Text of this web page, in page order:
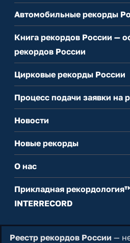
Автомобильные рекорды
Книга рекордов России —
рекордов России
Цирковые рекорды России
Процесс подачи заявки на
Новости
Новые рекорды
О нас
Прикладная
INTERRECORD
Реестр рекордов России —